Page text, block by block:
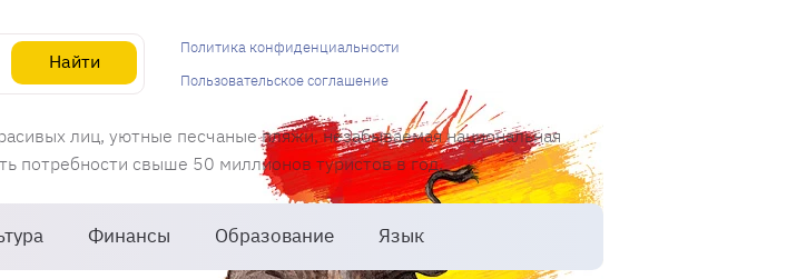
Найти
лиц, уютные песчаные пляжи, незабываемая национальная
потребности свыше 50 миллионов туристов в год.
Финансы Образование Язык
Политика конфиденциальности
Пользовательское соглашение